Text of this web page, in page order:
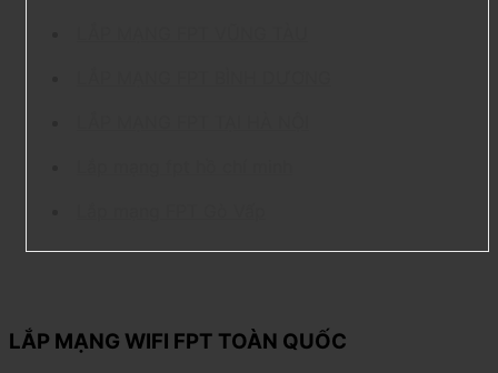
LẮP MẠNG WIFI FPT TOÀN QUỐC